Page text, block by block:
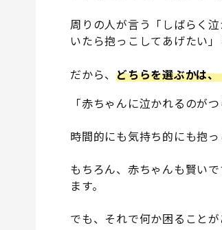
周りの人が言う「しばらく
いたら抱っこしてあげたい
だから、 どちらを選ぶかは
「赤ちゃんに泣かれるのが
時間的にも気持ち的にも抱
もちろん、赤ちゃんも賢い
ます。
でも、それで何か困ることが